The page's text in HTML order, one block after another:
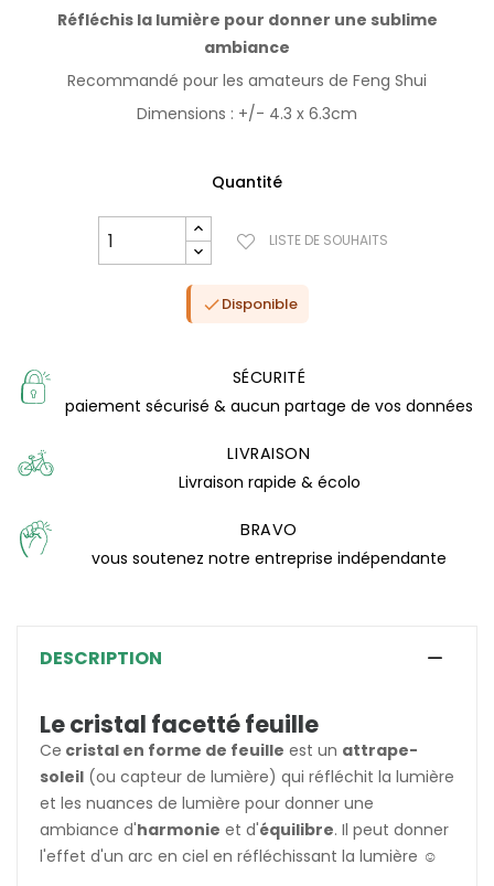
Réfléchis la lumière pour donner une sublime
ambiance
Recommandé pour les amateurs de Feng Shui
Dimensions : +/- 4.3 x 6.3cm
Quantité
LISTE DE SOUHAITS
Disponible
SÉCURITÉ
paiement sécurisé & aucun partage de vos données
LIVRAISON
Livraison rapide & écolo
BRAVO
vous soutenez notre entreprise indépendante
DESCRIPTION
Le cristal facetté feuille
Ce cristal en forme de feuille est un attrape-
soleil (ou capteur de lumière) qui réfléchit la lumière
et les nuances de lumière pour donner une
ambiance d'harmonie et d'équilibre. Il peut donner
l'effet d'un arc en ciel en réfléchissant la lumière ☺️